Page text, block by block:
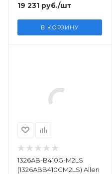
19 231 руб./шт
В КОРЗИНУ
1326AB-B410G-M2LS
(1326ABB410GM2LS) Allen